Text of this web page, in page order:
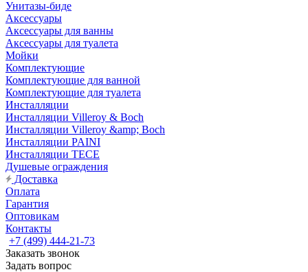
Унитазы-биде
Аксессуары
Аксессуары для ванны
Аксессуары для туалета
Мойки
Комплектующие
Комплектующие для ванной
Комплектующие для туалета
Инсталляции
Инсталляции Villeroy & Boch
Инсталляции Villeroy &amp; Boch
Инсталляции PAINI
Инсталляции TECE
Душевые ограждения
Доставка
Оплата
Гарантия
Оптовикам
Контакты
+7 (499) 444-21-73
Заказать звонок
Задать вопрос